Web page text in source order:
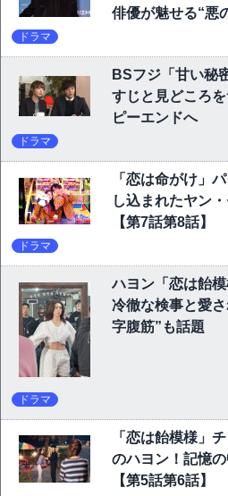
俳優が魅せる“悪
ドラマ
BSフジ「甘い秘
すじと見どころ
ピーエンドへ
ドラマ
「恋は命がけ」
し込まれたヤン
【第7話第8話】
ドラマ
ハヨン「恋は飴
冷徹な検事と愛
字腹筋”も話題
ドラマ
「恋は飴模様」
のハヨン！記憶
【第5話第6話】